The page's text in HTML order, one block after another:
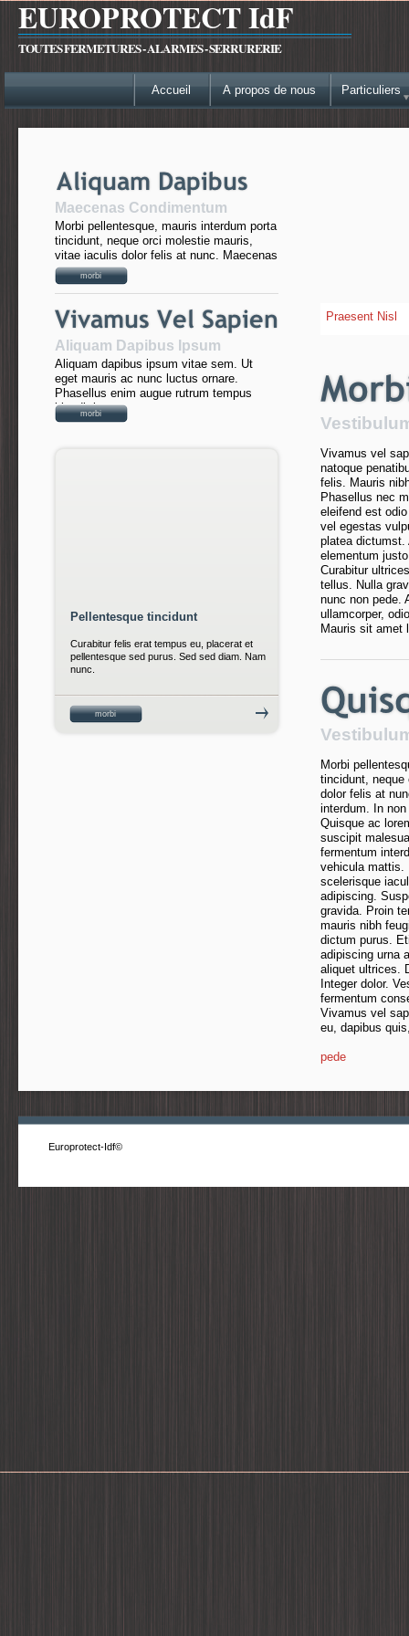
Europrotect-Idf©
Accueil A propos de nous Particuliers
EUROPROTECT IdF
TOUTES FERMETURES - ALARMES - SERRURERIE
Maecenas Condimentum
Morbi pellentesque, mauris interdum porta
tincidunt, neque orci molestie mauris,
vitae iaculis dolor felis at nunc. Maecenas
Curabitur felis erat tempus eu, placerat et
pellentesque sed purus. Sed sed diam. Nam
nunc.
Vivamus vel
natoque
felis. Mauris
Phasellus nec
eleifend est
vel egestas
platea dictumst.
elementum
Curabitur
tellus. Nulla
nunc non pede.
ullamcorper,
Mauris sit amet
Praesent Nisl
Morbi
tincidunt,
dolor felis at
interdum. In
Quisque ac
suscipit
fermentum
vehicula mattis.
scelerisque
adipiscing.
gravida. Proin
mauris nibh
dictum purus.
adipiscing urna
aliquet ultrices.
Integer dolor.
fermentum
Vivamus vel
eu, dapibus
Aliquam Dapibus Ipsum
Aliquam dapibus ipsum vitae sem. Ut
eget mauris ac nunc luctus ornare.
Phasellus enim augue rutrum tempus
blandit in.
Pellentesque tincidunt
pede
morbi
morbi
morbi